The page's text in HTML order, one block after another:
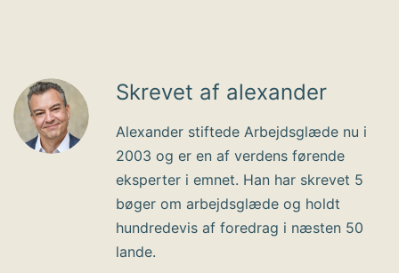
Skrevet af alexander
Alexander stiftede Arbejdsglæde nu i
2003 og er en af verdens førende
eksperter i emnet. Han har skrevet 5
bøger om arbejdsglæde og holdt
hundredevis af foredrag i næsten 50
lande.